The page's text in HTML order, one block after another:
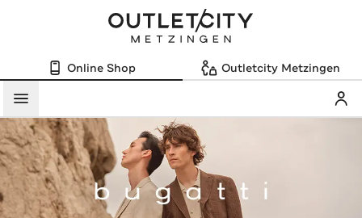
Online Shop Outletcity Metzingen
Menü